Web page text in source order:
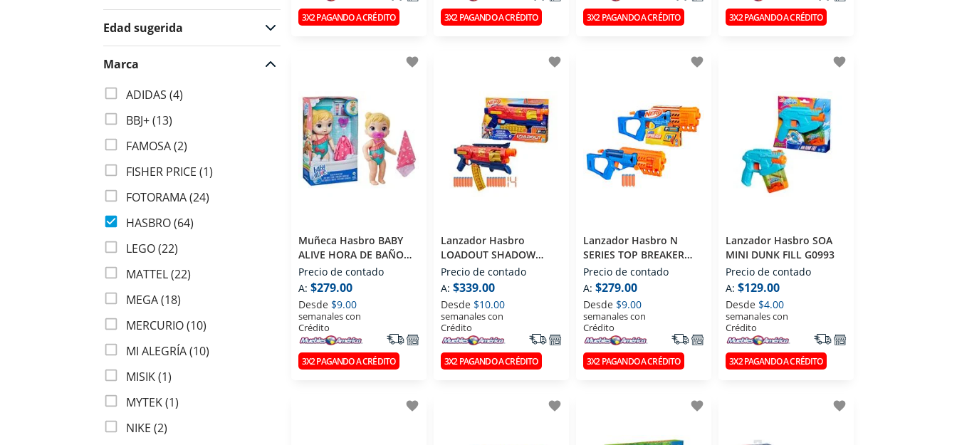
Edad sugerida
Marca
ADIDAS (4)
BBJ+ (13)
FAMOSA (2)
FISHER PRICE (1)
FOTORAMA (24)
HASBRO (64)
LEGO (22)
MATTEL (22)
MEGA (18)
MERCURIO (10)
MI ALEGRÍA (10)
MISIK (1)
MYTEK (1)
NIKE (2)
3X2 PAGANDO A CRÉDITO 3X2 PAGANDO A CRÉDITO 3X2 PAGANDO A CRÉDITO 3X2 PAGANDO A CRÉDITO
favorite
Muñeca Hasbro BABY
ALIVE HORA DE BAÑO
E8716
Precio de contado
A: $279.00
Desde $9.00
semanales con
Crédito
3X2 PAGANDO A CRÉDITO
favorite
Lanzador Hasbro
LOADOUT SHADOW
SPEED RECON G1759
Precio de contado
A: $339.00
Desde $10.00
semanales con
Crédito
3X2 PAGANDO A CRÉDITO
favorite
Lanzador Hasbro N
SERIES TOP BREAKER
G0877
Precio de contado
A: $279.00
Desde $9.00
semanales con
Crédito
3X2 PAGANDO A CRÉDITO
favorite
Lanzador Hasbro SOA
MINI DUNK FILL G0993
Precio de contado
A: $129.00
Desde $4.00
semanales con
Crédito
3X2 PAGANDO A CRÉDITO
favorite favorite favorite favorite